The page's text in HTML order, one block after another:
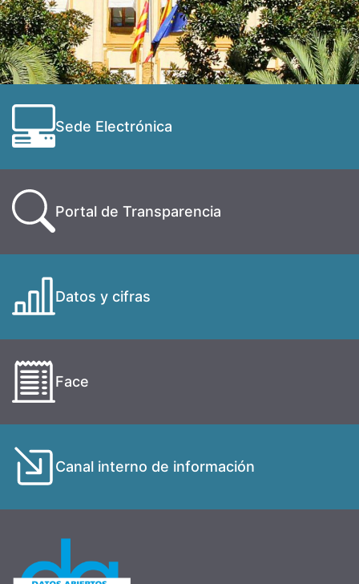
Sede Electrónica
Portal de Transparencia
Datos y cifras
Face
Canal interno de información